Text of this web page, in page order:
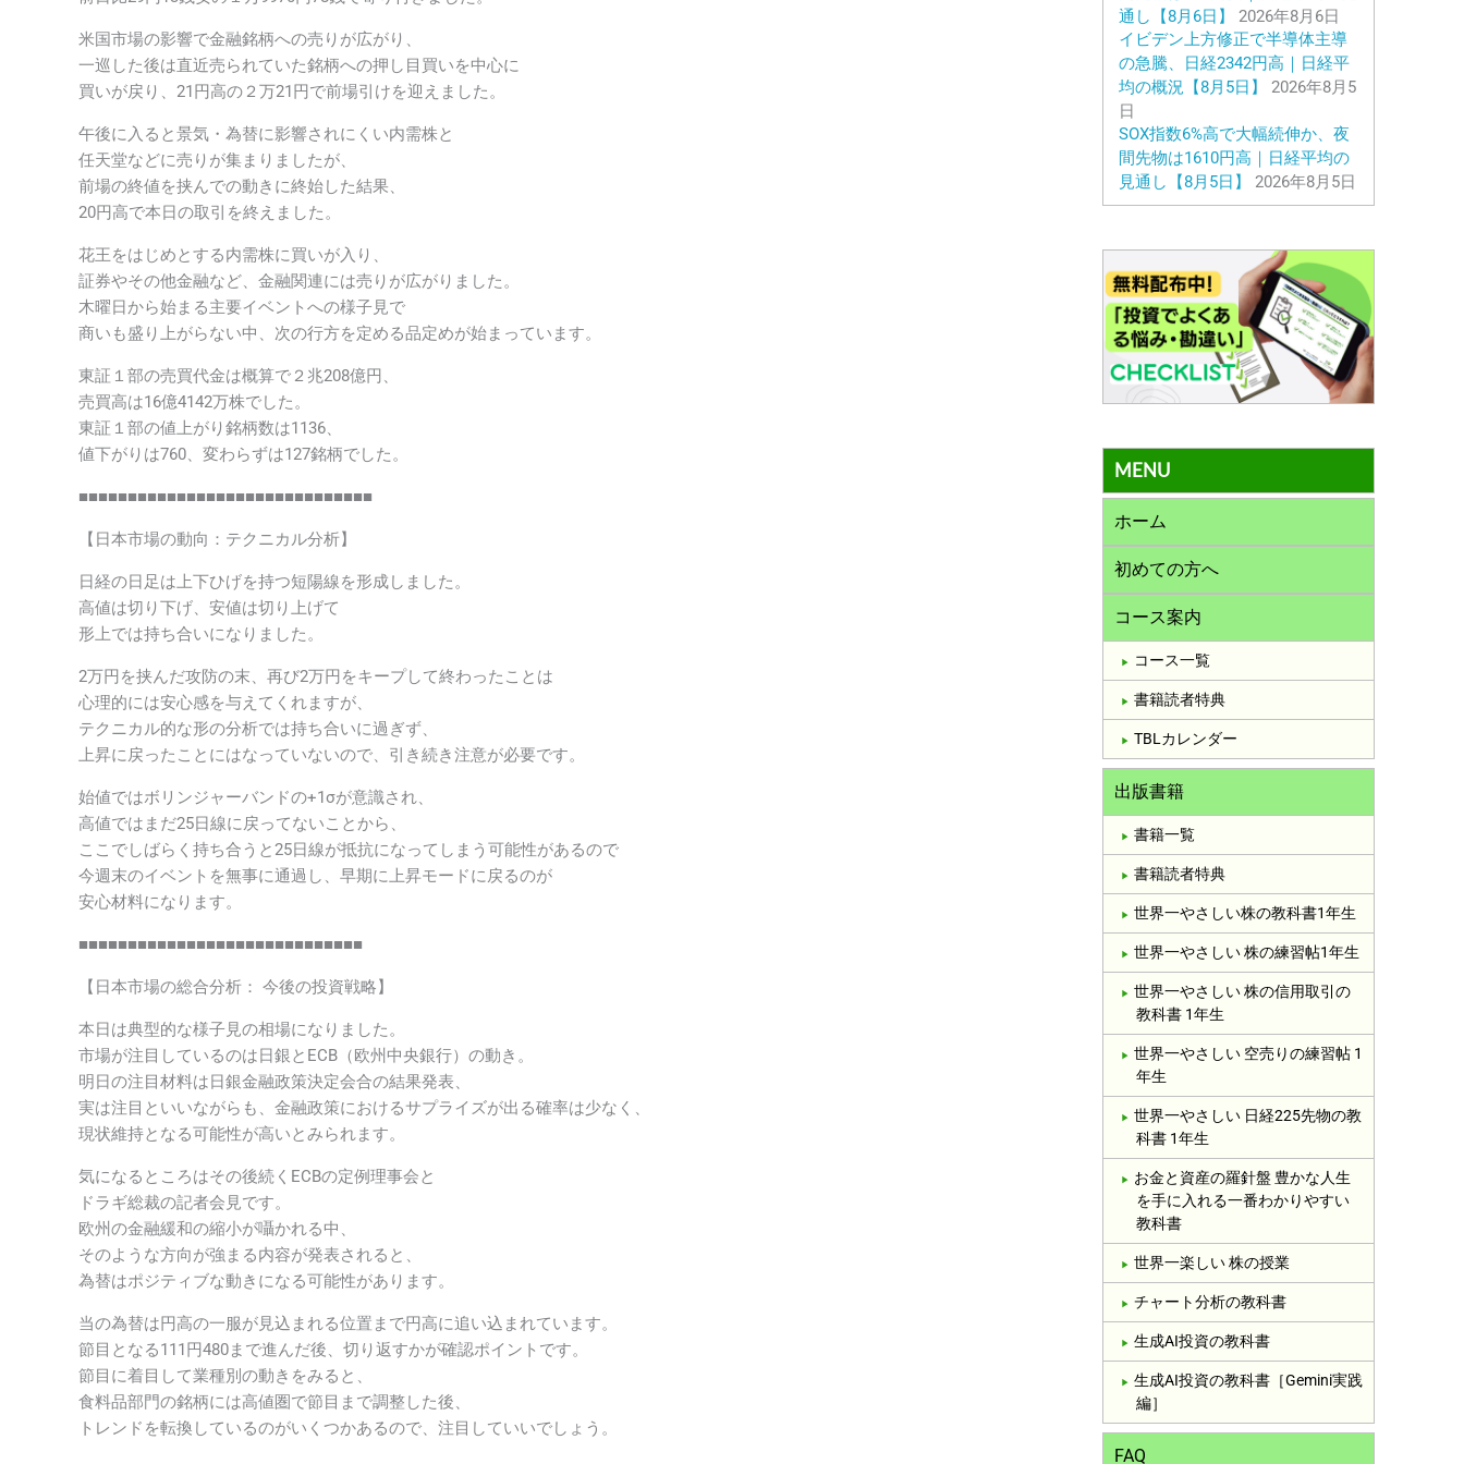
米国市場の影響で金融銘柄への売りが広がり、
一巡した後は直近売られていた銘柄への押し目買いを中心に
買いが戻り、21円高の２万21円で前場引けを迎えました。
午後に入ると景気・為替に影響されにくい内需株と
任天堂などに売りが集まりましたが、
前場の終値を挟んでの動きに終始した結果、
20円高で本日の取引を終えました。
花王をはじめとする内需株に買いが入り、
証券やその他金融など、金融関連には売りが広がりました。
木曜日から始まる主要イベントへの様子見で
商いも盛り上がらない中、次の行方を定める品定めが始まっています。
東証１部の売買代金は概算で２兆208億円、
売買高は16億4142万株でした。
東証１部の値上がり銘柄数は1136、
値下がりは760、変わらずは127銘柄でした。
■■■■■■■■■■■■■■■■■■■■■■■■■■■■■■
【日本市場の動向：テクニカル分析】
日経の日足は上下ひげを持つ短陽線を形成しました。
高値は切り下げ、安値は切り上げて
形上では持ち合いになりました。
2万円を挟んだ攻防の末、再び2万円をキープして終わったことは
心理的には安心感を与えてくれますが、
テクニカル的な形の分析では持ち合いに過ぎず、
上昇に戻ったことにはなっていないので、引き続き注意が必要です。
始値ではボリンジャーバンドの+1σが意識され、
高値ではまだ25日線に戻ってないことから、
ここでしばらく持ち合うと25日線が抵抗になってしまう可能性があるので
今週末のイベントを無事に通過し、早期に上昇モードに戻るのが
安心材料になります。
■■■■■■■■■■■■■■■■■■■■■■■■■■■■■
【日本市場の総合分析： 今後の投資戦略】
本日は典型的な様子見の相場になりました。
市場が注目しているのは日銀とECB（欧州中央銀行）の動き。
明日の注目材料は日銀金融政策決定会合の結果発表、
実は注目といいながらも、金融政策におけるサプライズが出る確率は少なく、
現状維持となる可能性が高いとみられます。
気になるところはその後続くECBの定例理事会と
ドラギ総裁の記者会見です。
欧州の金融緩和の縮小が囁かれる中、
そのような方向が強まる内容が発表されると、
為替はポジティブな動きになる可能性があります。
当の為替は円高の一服が見込まれる位置まで円高に追い込まれています。
節目となる111円480まで進んだ後、切り返すかが確認ポイントです。
節目に着目して業種別の動きをみると、
食料品部門の銘柄には高値圏で節目まで調整した後、
トレンドを転換しているのがいくつかあるので、注目していいでしょう。
通し【8月6日】
2026年8月6日
イビデン上方修正で半導体主導
の急騰、日経2342円高｜日経平
均の概況【8月5日】
2026年8月5
日
SOX指数6%高で大幅続伸か、夜
間先物は1610円高｜日経平均の
見通し【8月5日】
2026年8月5日
MENU
ホーム
初めての方へ
コース案内
コース一覧
書籍読者特典
TBLカレンダー
出版書籍
書籍一覧
書籍読者特典
世界一やさしい株の教科書1年生
世界一やさしい 株の練習帖1年生
世界一やさしい 株の信用取引の
教科書 1年生
世界一やさしい 空売りの練習帖 1
年生
世界一やさしい 日経225先物の教
科書 1年生
お金と資産の羅針盤 豊かな人生
を手に入れる一番わかりやすい
教科書
世界一楽しい 株の授業
チャート分析の教科書
生成AI投資の教科書
生成AI投資の教科書［Gemini実践
編］
FAQ